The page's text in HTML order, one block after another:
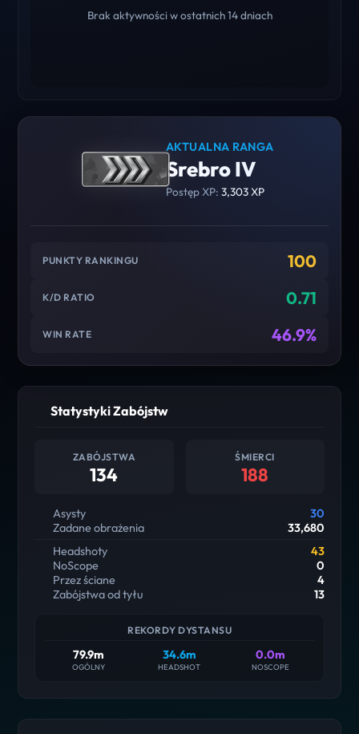
Brak aktywności w ostatnich 14 dniach
AKTUALNA RANGA
Srebro IV
Postęp XP: 3,303 XP
PUNKTY RANKINGU 100
K/D RATIO 0.71
WIN RATE 46.9%
Statystyki Zabójstw
ZABÓJSTWA
134
ŚMIERCI
188
Asysty
30
Zadane obrażenia
33,680
Headshoty
43
NoScope
0
Przez ściane
4
Zabójstwa od tyłu
13
REKORDY DYSTANSU
79.9m
OGÓLNY
34.6m
HEADSHOT
0.0m
NOSCOPE